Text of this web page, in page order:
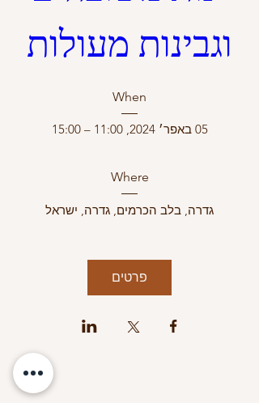
וגבינות מעולות
When
05 באפר׳ 2024, 11:00 – 15:00
Where
גדרה בלב הכרמים, גדרה, ישראל
פרטים